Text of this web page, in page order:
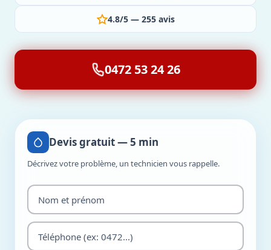
4.8/5 — 255 avis
0472 53 24 26
Devis gratuit — 5 min
Décrivez votre problème, un technicien vous rappelle.